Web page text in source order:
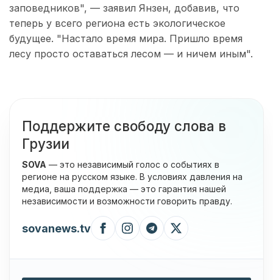
заповедников", — заявил Янзен, добавив, что
теперь у всего региона есть экологическое
будущее. "Настало время мира. Пришло время
лесу просто оставаться лесом — и ничем иным".
Поддержите свободу слова в
Грузии
SOVA — это независимый голос о событиях в
регионе на русском языке. В условиях давления на
медиа, ваша поддержка — это гарантия нашей
независимости и возможности говорить правду.
sovanews.tv